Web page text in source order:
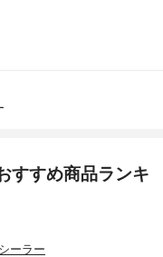
すすめ商品ランキ
ーラー